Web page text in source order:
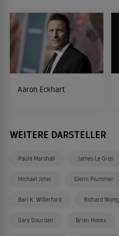
Aaron Eckhart
WEITERE DARSTELLER
Paula Marshall James Le Gros
Michael Jeter Glenn Plummer
Bari K. Willerford Richard Wong
Gary Dourdan Brian Hooks